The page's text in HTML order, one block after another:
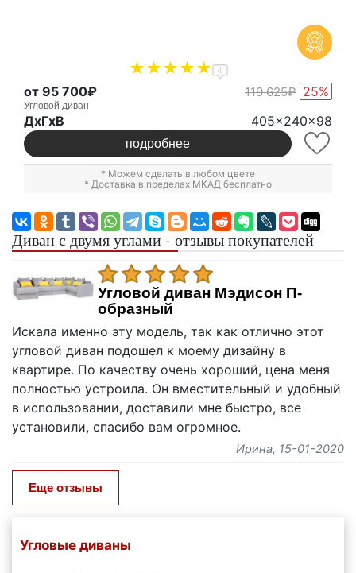
Угловые диваны
4
от 95 700₽ 119 625₽ 25%
Угловой диван
ДxГxВ 405x240x98
подробнее
* Можем сделать в любом цвете
* Доставка в пределах МКАД бесплатно
Диван с двумя углами - отзывы покупателей
Угловой диван Мэдисон П-
образный
Искала именно эту модель, так как отлично этот
угловой диван подошел к моему дизайну в
квартире. По качеству очень хороший, цена меня
полностью устроила. Он вместительный и удобный
в использовании, доставили мне быстро, все
установили, спасибо вам огромное.
Ирина, 15-01-2020
Еще отзывы